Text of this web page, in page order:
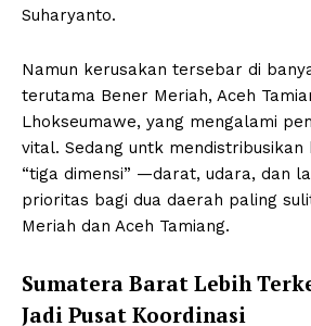
Suharyanto.
Namun kerusakan tersebar di
terutama Bener Meriah, Aceh
Lhokseumawe, yang mengalami
vital. Sedang untk mendistribusikan
“tiga dimensi” —darat, udara, dan
prioritas bagi dua daerah paling
Meriah dan Aceh Tamiang.
Sumatera Barat Lebih
Jadi Pusat Koordinasi